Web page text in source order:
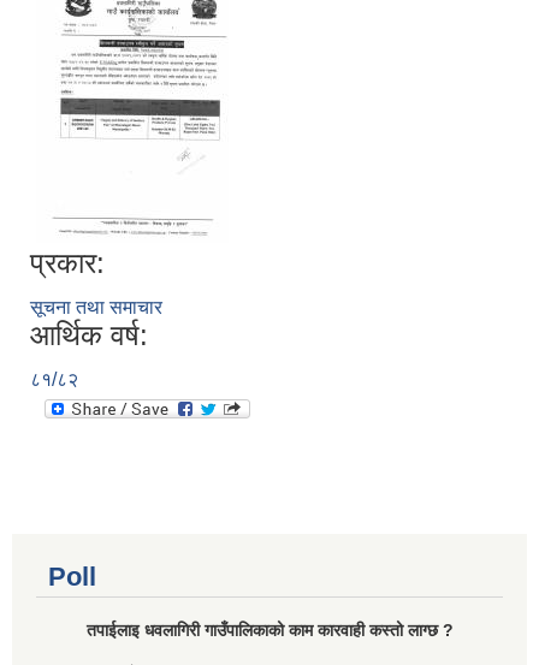
प्रकार:
सूचना तथा समाचार
आर्थिक वर्ष:
८१/८२
Poll
तपाईलाइ धवलागिरी गाउँपालिकाको काम कारवाही कस्तो लाग्छ ?